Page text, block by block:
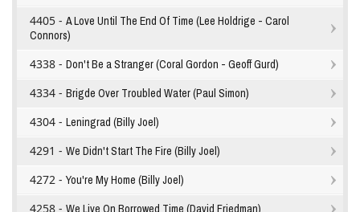
4405 - A Love Until The End Of Time (Lee Holdrige - Carol
Connors)
4338 - Don't Be a Stranger (Coral Gordon - Geoff Gurd)
4334 - Brigde Over Troubled Water (Paul Simon)
4304 - Leningrad (Billy Joel)
4291 - We Didn't Start The Fire (Billy Joel)
4272 - You're My Home (Billy Joel)
4258 - We Live On Borrowed Time (David Friedman)